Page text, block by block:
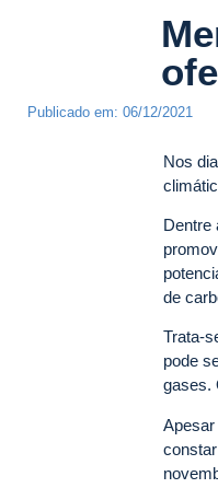
Publicado em: 06/12/2021
Nos
Dentre
de
Trata-
pode
gases.